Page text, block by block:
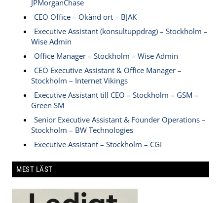
JPMorganChase
CEO Office – Okänd ort – BJAK
Executive Assistant (konsultuppdrag) – Stockholm –
Wise Admin
Office Manager – Stockholm – Wise Admin
CEO Executive Assistant & Office Manager –
Stockholm – Internet Vikings
Executive Assistant till CEO – Stockholm – GSM –
Green SM
Senior Executive Assistant & Founder Operations –
Stockholm – BW Technologies
Executive Assistant – Stockholm – CGI
MEST LÄST